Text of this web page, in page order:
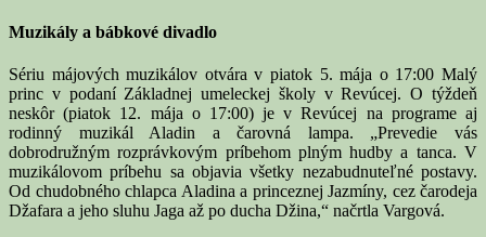
Muzikály a bábkové divadlo
Sériu májových muzikálov otvára v piatok 5. mája o 17:00 Malý
princ v podaní Základnej umeleckej školy v Revúcej. O týždeň
neskôr (piatok 12. mája o 17:00) je v Revúcej na programe aj
rodinný muzikál Aladin a čarovná lampa. „Prevedie vás
dobrodružným rozprávkovým príbehom plným hudby a tanca. V
muzikálovom príbehu sa objavia všetky nezabudnuteľné postavy.
Od chudobného chlapca Aladina a princeznej Jazmíny, cez čarodeja
Džafara a jeho sluhu Jaga až po ducha Džina,“ načrtla Vargová.